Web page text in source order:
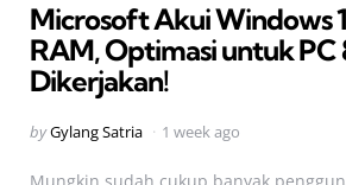
Microsoft Akui Windows
RAM, Optimasi untuk PC
Dikerjakan!
Posted
byGylang Satria 1 week ago
Mungkin sudah cukup banyak